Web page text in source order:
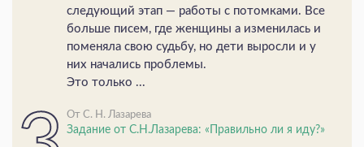
следующий этап — работы с потомками. Все
больше писем, где женщины а изменилась и
поменяла свою судьбу, но дети выросли и у
них начались проблемы.
Это только ...
От С. Н. Лазарева
Задание от С.Н.Лазарева: «Правильно ли я иду?»